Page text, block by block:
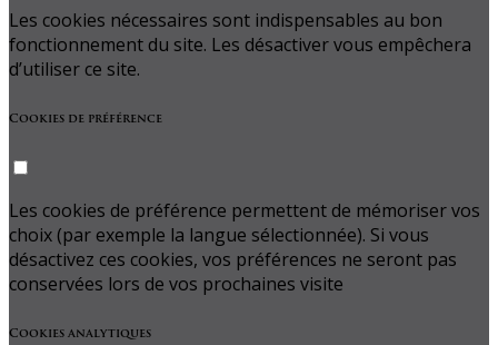
Les cookies nécessaires sont indispensables au bon
fonctionnement du site. Les désactiver vous empêchera
d’utiliser ce site.
Cookies de préférence
Les cookies de préférence permettent de mémoriser vos
choix (par exemple la langue sélectionnée). Si vous
désactivez ces cookies, vos préférences ne seront pas
conservées lors de vos prochaines visite
Cookies analytiques